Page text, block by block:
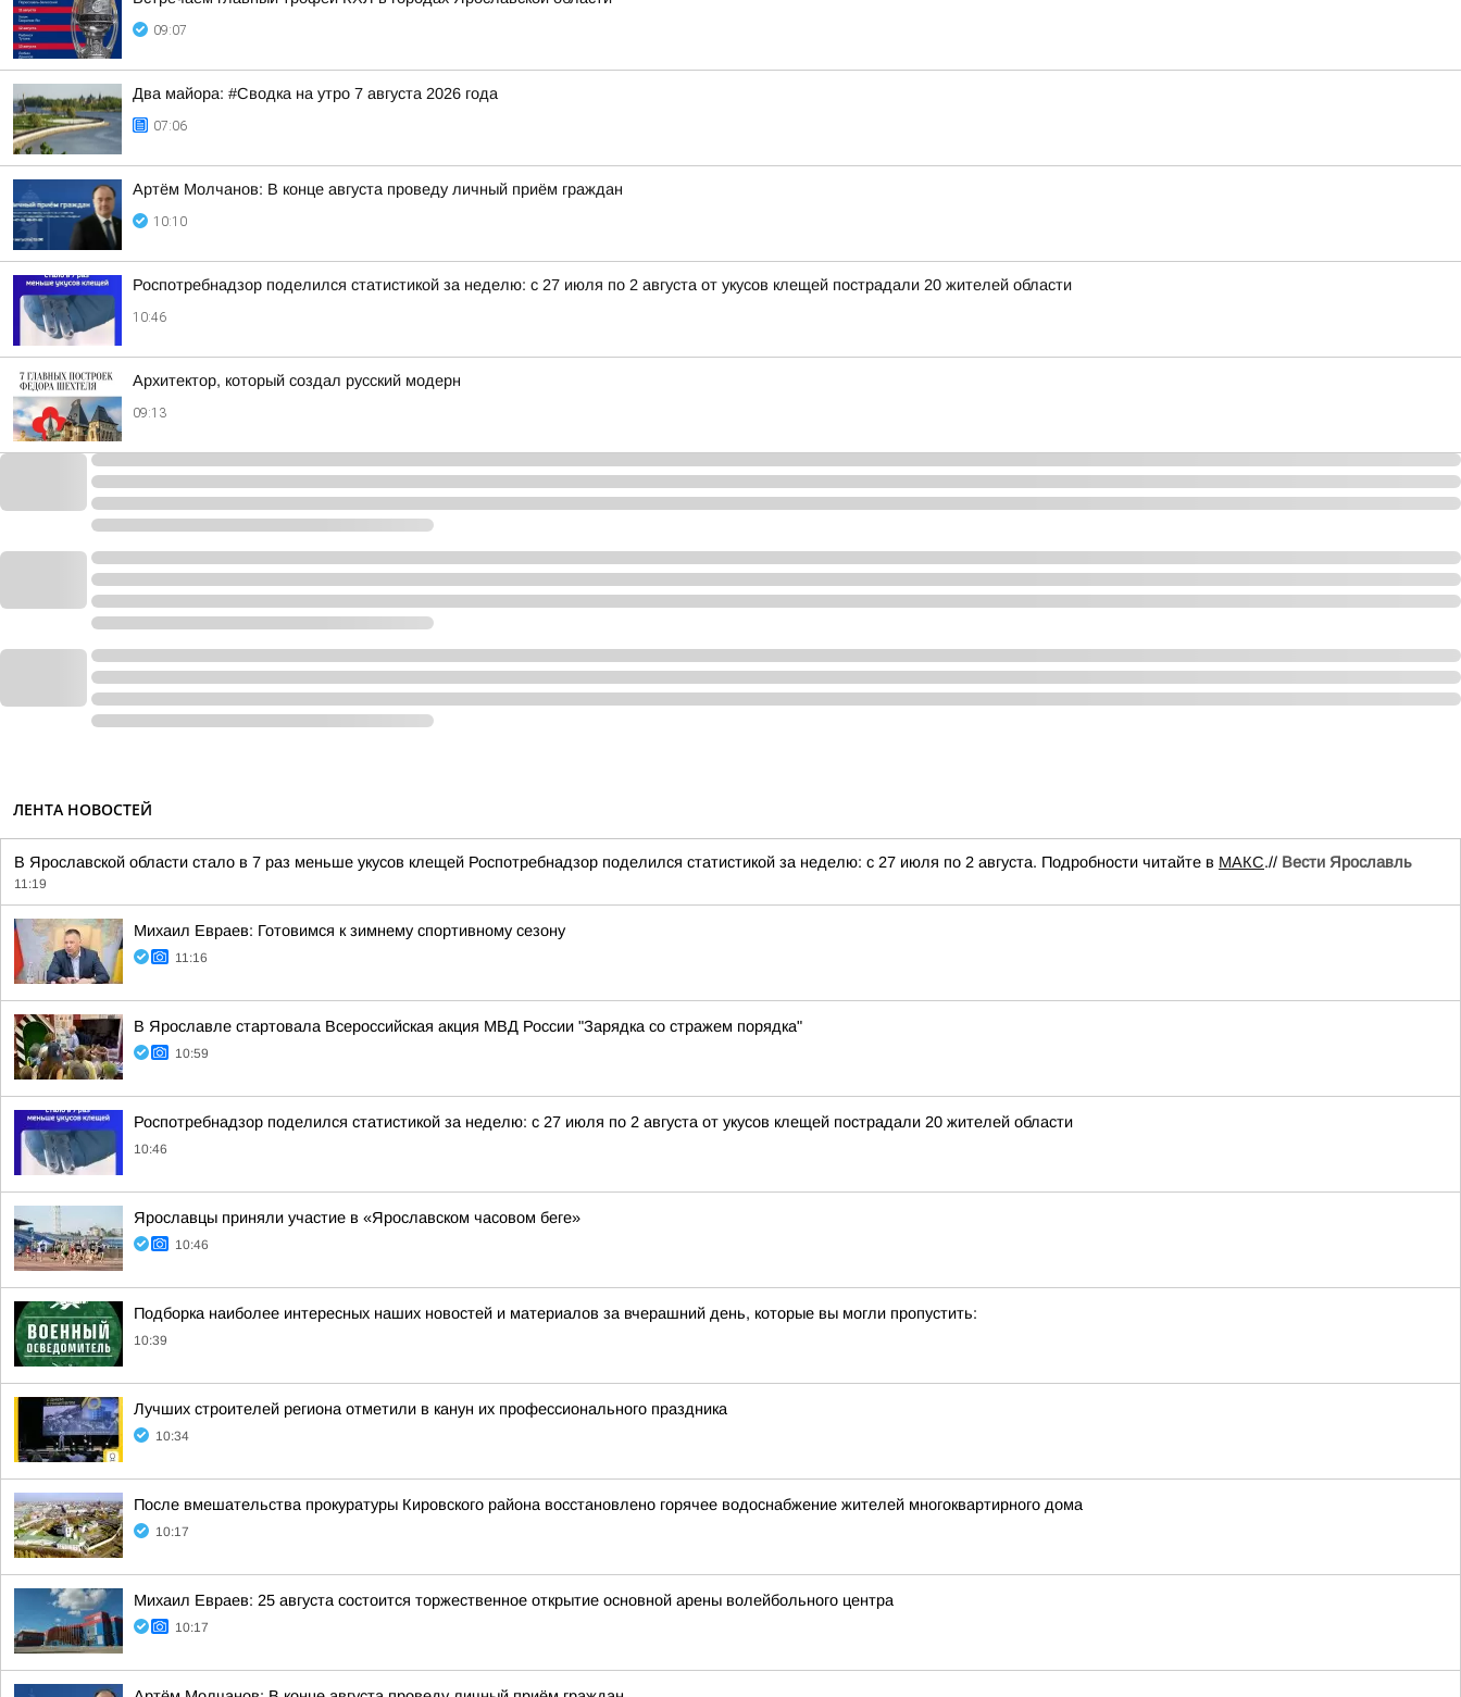
09:07
Два майора: #Сводка на утро 7 августа 2026 года
07:06
Артём Молчанов: В конце августа проведу личный приём граждан
10:10
Роспотребнадзор поделился статистикой за неделю: с 27 июля по 2 августа от укусов клещей пострадали 20 жителей области
10:46
Архитектор, который создал русский модерн
09:13
ЛЕНТА НОВОСТЕЙ
В Ярославской области стало в 7 раз меньше укусов клещей Роспотребнадзор поделился статистикой за неделю: с 27 июля по 2 августа. Подробности читайте в МАКС.// Вести Ярославль
11:19
Михаил Евраев: Готовимся к зимнему спортивному сезону
11:16
В Ярославле стартовала Всероссийская акция МВД России "Зарядка со стражем порядка"
10:59
Роспотребнадзор поделился статистикой за неделю: с 27 июля по 2 августа от укусов клещей пострадали 20 жителей области
10:46
Ярославцы приняли участие в «Ярославском часовом беге»
10:46
Подборка наиболее интересных наших новостей и материалов за вчерашний день, которые вы могли пропустить:
10:39
Лучших строителей региона отметили в канун их профессионального праздника
10:34
После вмешательства прокуратуры Кировского района восстановлено горячее водоснабжение жителей многоквартирного дома
10:17
Михаил Евраев: 25 августа состоится торжественное открытие основной арены волейбольного центра
10:17